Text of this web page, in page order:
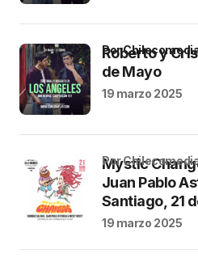
Roberto y
de Mayo
por
19 marzo 2025
Mystic
Juan Pablo
Santiago, 21
por
19 marzo 2025